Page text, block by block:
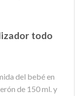
todo
del bebé en
de 150 ml. y